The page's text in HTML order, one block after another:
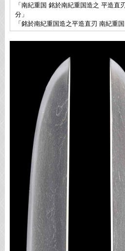
「南紀重国 銘於南紀重国造之 平造直
分」
「銘於南紀重国造之平造直刃 南紀重国